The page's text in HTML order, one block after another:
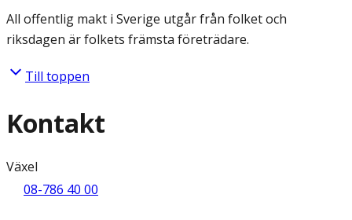
All offentlig makt i Sverige utgår från folket och
riksdagen är folkets främsta företrädare.
Till toppen
Kontakt
Växel
08-786 40 00